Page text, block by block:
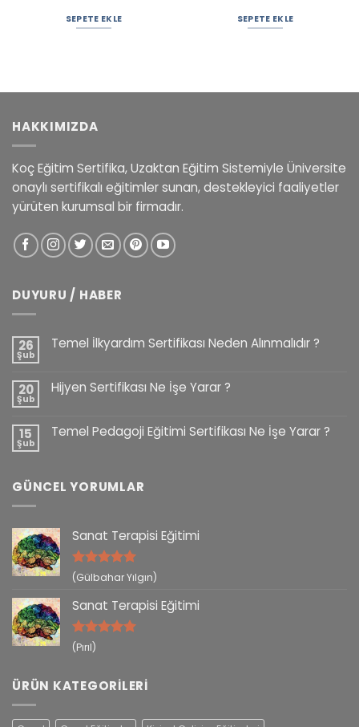
SEPETE EKLE SEPETE EKLE
HAKKIMIZDA
Koç Eğitim Sertifika, Uzaktan Eğitim Sistemiyle Üniversite
onaylı sertifikalı eğitimler sunan, destekleyici faaliyetler
yürüten kurumsal bir firmadır.
DUYURU / HABER
26
Şub
Temel İlkyardım Sertifikası Neden Alınmalıdır ?
20
Şub
Hijyen Sertifikası Ne İşe Yarar ?
15
Şub
Temel Pedagoji Eğitimi Sertifikası Ne İşe Yarar ?
GÜNCEL YORUMLAR
Sanat Terapisi Eğitimi
5 üzerinden
(Gülbahar Yılgın)
Sanat Terapisi Eğitimi
5 üzerinden
(Pırıl)
ÜRÜN KATEGORILERI